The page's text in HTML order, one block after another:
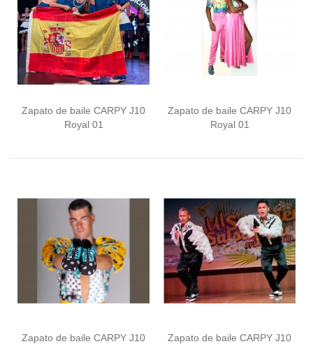
Zapato de baile CARPY J10
Royal 01
Zapato de baile CARPY J10
Royal 01
Zapato de baile CARPY J10
Zapato de baile CARPY J10